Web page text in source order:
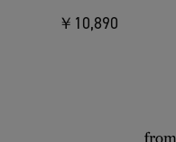
￥10,890